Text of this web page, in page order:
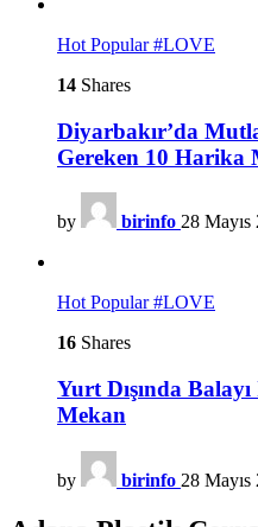
Hot Popular#LOVE
14 Shares
Diyarbakır’da
Gereken 10 Harika
by birinfo 28 Mayıs
Hot Popular#LOVE
16 Shares
Yurt Dışında
Mekan
by birinfo 28